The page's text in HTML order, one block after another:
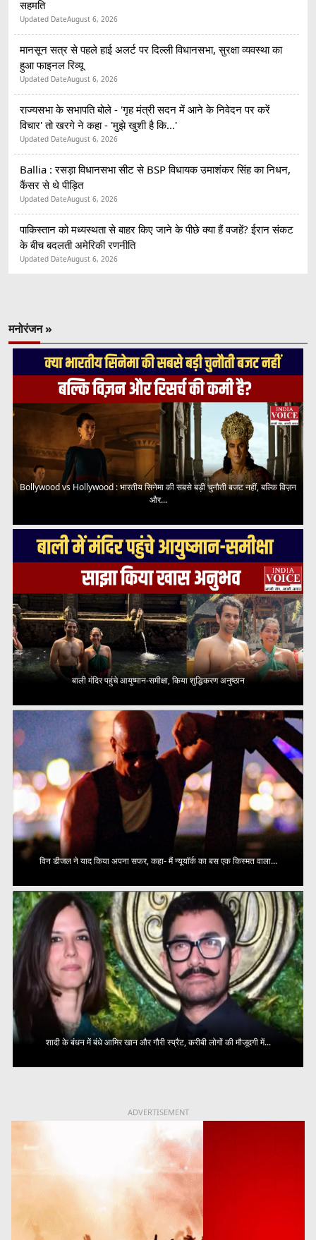
सहमति
Updated DateAugust 6, 2026
मानसून सत्र से पहले हाई अलर्ट पर दिल्ली विधानसभा, सुरक्षा व्यवस्था का
हुआ फाइनल रिव्यू
Updated DateAugust 6, 2026
राज्यसभा के सभापति बोले - 'गृह मंत्री सदन में आने के निवेदन पर करें
विचार' तो खरगे ने कहा - 'मुझे खुशी है कि...'
Updated DateAugust 6, 2026
Ballia : रसड़ा विधानसभा सीट से BSP विधायक उमाशंकर सिंह का निधन,
कैंसर से थे पीड़ित
Updated DateAugust 6, 2026
पाकिस्तान को मध्यस्थता से बाहर किए जाने के पीछे क्या हैं वजहें? ईरान संकट
के बीच बदलती अमेरिकी रणनीति
Updated DateAugust 6, 2026
मनोरंजन »
Bollywood vs Hollywood : भारतीय सिनेमा की सबसे बड़ी चुनौती बजट नहीं, बल्कि विज़न
और...
बाली मंदिर पहुंचे आयुष्मान-समीक्षा, किया शुद्धिकरण अनुष्ठान
विन डीजल ने याद किया अपना सफर, कहा- मैं न्यूयॉर्क का बस एक किस्मत वाला...
शादी के बंधन में बंधे आमिर खान और गौरी स्प्रैट, करीबी लोगों की मौजूदगी में...
ADVERTISEMENT